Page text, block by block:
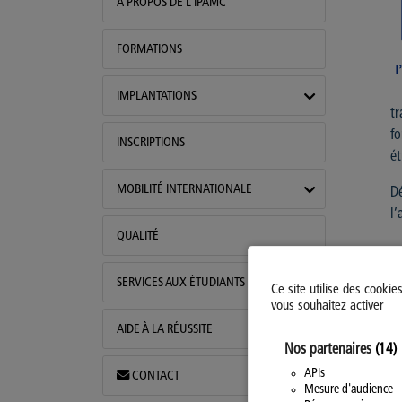
Ce site utilise des
vous souhaitez activer
Nos partenaires (14)
APIs
Mesure d'audience
A PROPOS DE L'IPAMC
FORMATIONS
IMPLANTATIONS
INSCRIPTIONS
MOBILITÉ INTERNATIONALE
QUALITÉ
SERVICES AUX ÉTUDIANTS
AIDE À LA RÉUSSITE
CONTACT